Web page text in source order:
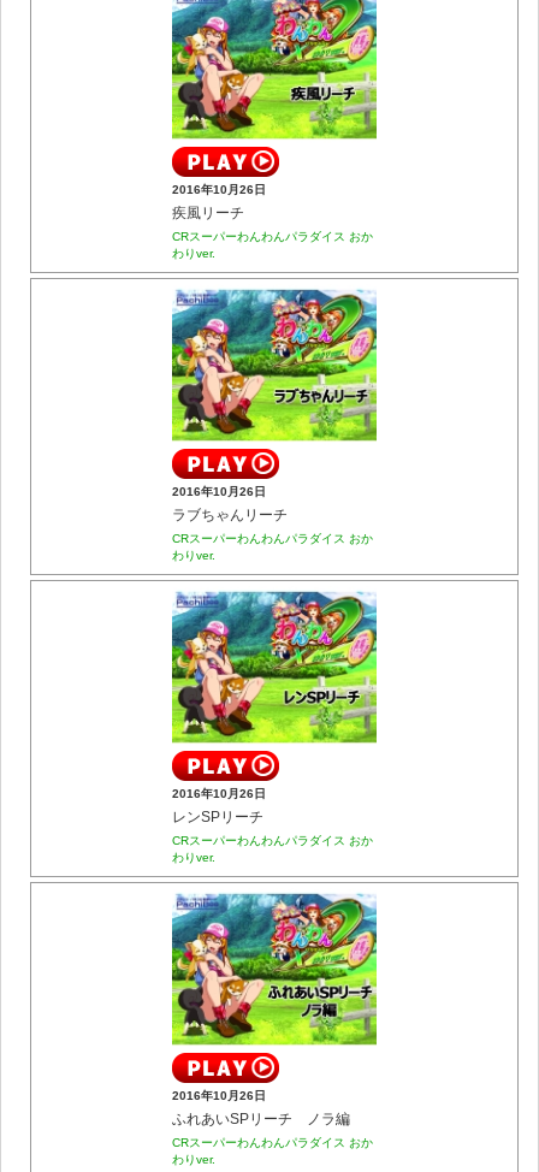
2016年10月26日
疾風リーチ
CRスーパーわんわんパラダイス おか
わりver.
2016年10月26日
ラブちゃんリーチ
CRスーパーわんわんパラダイス おか
わりver.
2016年10月26日
レンSPリーチ
CRスーパーわんわんパラダイス おか
わりver.
2016年10月26日
ふれあいSPリーチ ノラ編
CRスーパーわんわんパラダイス おか
わりver.